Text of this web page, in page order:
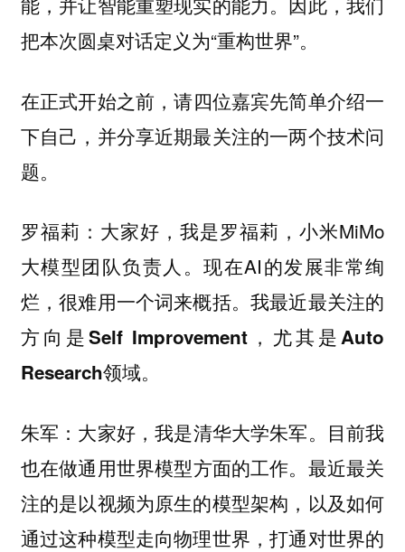
把本次圆桌对话定义为“重构世界”。
在正式开始之前，请四位嘉宾先简单介绍一
下自己，并分享近期最关注的一两个技术问
题。
罗福莉： 大家好，我是罗福莉，小米MiMo
大模型团队负责人。现在AI的发展非常绚
烂，很难用一个词来概括。我最近最关注的
方向是Self Improvement，尤其是Auto
Research领域。
朱军： 大家好，我是清华大学朱军。目前我
也在做通用世界模型方面的工作。最近最关
注的是以视频为原生的模型架构，以及如何
通过这种模型走向物理世界，打通对世界的